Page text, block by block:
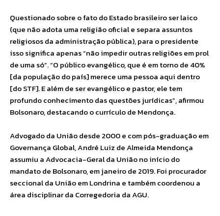
Questionado sobre o fato do Estado brasileiro ser laico
(que não adota uma religião oficial e separa assuntos
religiosos da administração pública), para o presidente
isso significa apenas “não impedir outras religiões em prol
de uma só”. “O público evangélico, que é em torno de 40%
[da população do país] merece uma pessoa aqui dentro
[do STF]. E além de ser evangélico e pastor, ele tem
profundo conhecimento das questões jurídicas”, afirmou
Bolsonaro, destacando o currículo de Mendonça.
Advogado da União desde 2000 e com pós-graduação em
Governança Global, André Luiz de Almeida Mendonça
assumiu a Advocacia-Geral da União no início do
mandato de Bolsonaro, em janeiro de 2019. Foi procurador
seccional da União em Londrina e também coordenou a
área disciplinar da Corregedoria da AGU.